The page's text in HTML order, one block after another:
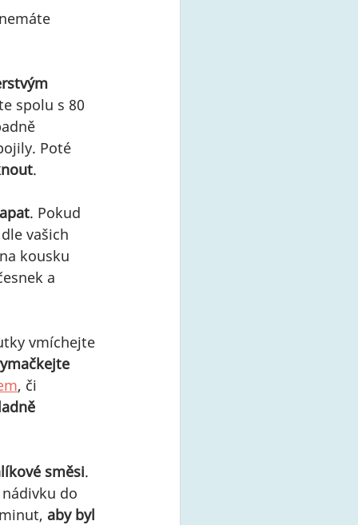
spolu s 80
Poté
.
. Pokud
vašich
kousku
a
vmíchejte
, či
směsi.
do
aby byl